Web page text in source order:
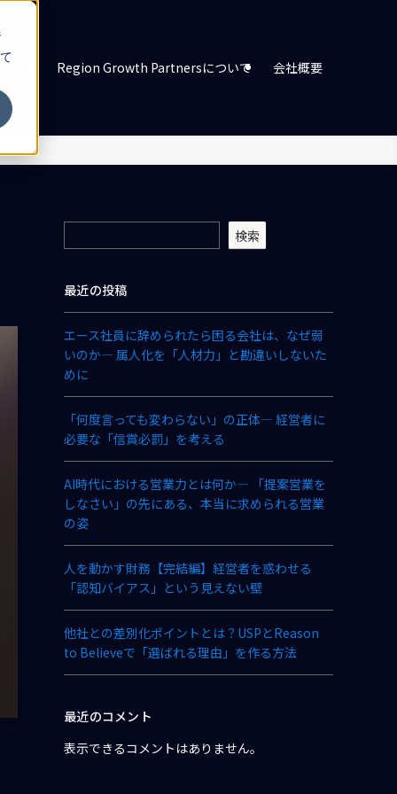
一覧 Region Growth Partnersについて 会社概要
検索
最近の投稿
エース社員に辞められたら困る会社は、なぜ弱
いのか― 属人化を「人材力」と勘違いしないた
めに
「何度言っても変わらない」の正体― 経営者に
必要な「信賞必罰」を考える
AI時代における営業力とは何か― 「提案営業を
しなさい」の先にある、本当に求められる営業
の姿
人を動かす財務【完結編】経営者を惑わせる
「認知バイアス」という見えない壁
他社との差別化ポイントとは？USPとReason
to Believeで「選ばれる理由」を作る方法
最近のコメント
表示できるコメントはありません。